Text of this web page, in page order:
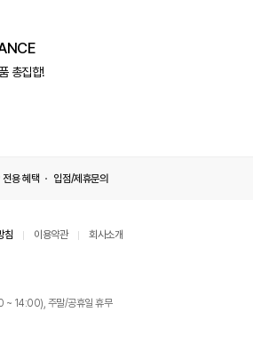
총집합!
용 혜택 입점/제휴문의
침 이용약관 회사소개
14:00), 주말/공휴일 휴무